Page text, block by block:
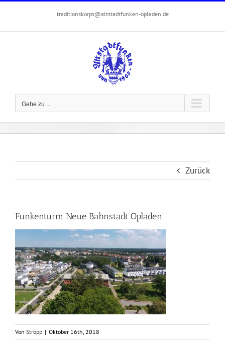
springen
traditionskorps@altstadtfunken-opladen.de
Gehe zu ...
Zurück
Funkenturm Neue Bahnstadt Opladen
Von Stropp | Oktober 16th, 2018